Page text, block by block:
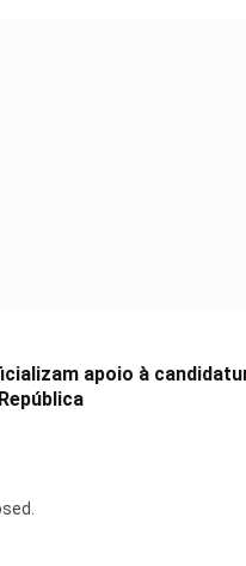
apoio à